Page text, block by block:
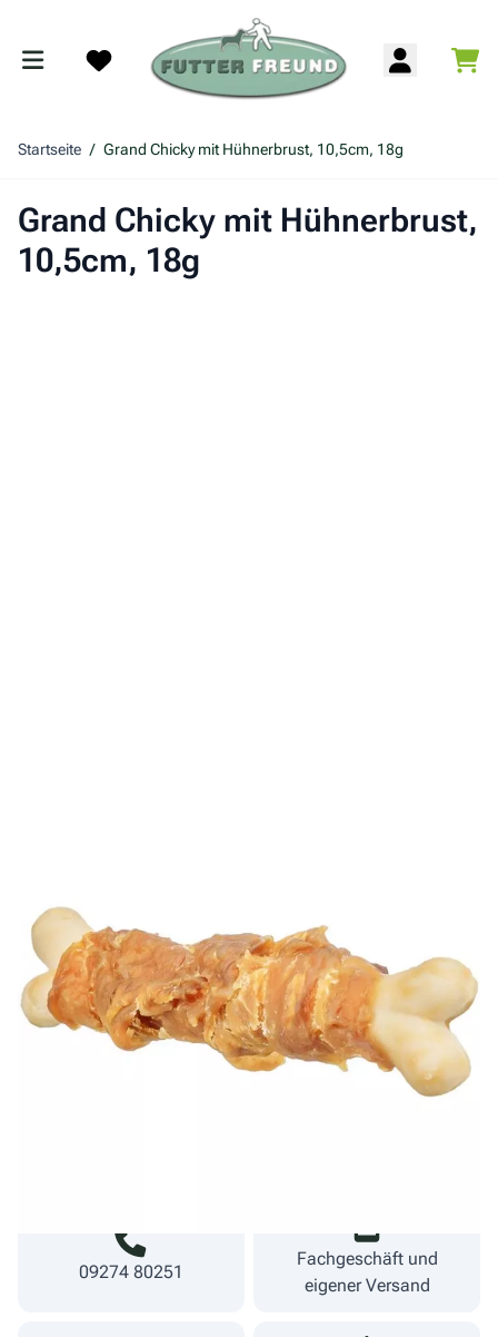
Startseite / Grand Chicky mit Hühnerbrust, 10,5cm, 18g
Grand Chicky mit Hühnerbrust,
10,5cm, 18g
0,49 €
27,22 €/kg
Menge
Warenkorb
09274 80251
Fachgeschäft und
eigener Versand